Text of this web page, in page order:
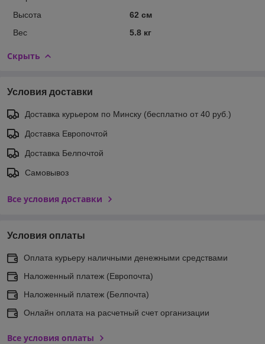
Высота
62 см
Вес
5.8 кг
Скрыть
Условия доставки
Доставка курьером по Минску (бесплатно от 40 руб.)
Доставка Европочтой
Доставка Белпочтой
Самовывоз
Все условия доставки
Условия оплаты
Оплата курьеру наличными денежными средствами
Наложенный платеж (Европочта)
Наложенный платеж (Белпочта)
Онлайн оплата на расчетный счет организации
Все условия оплаты